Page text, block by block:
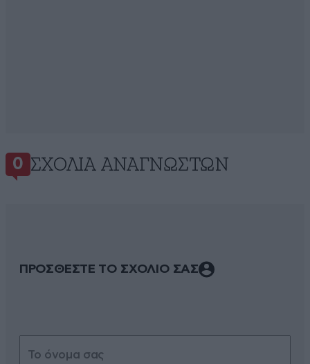
0 ΣΧΌΛΙΑ ΑΝΑΓΝΩΣΤΏΝ
ΠΡΟΣΘΕΣΤΕ ΤΟ ΣΧΟΛΙΟ ΣΑΣ